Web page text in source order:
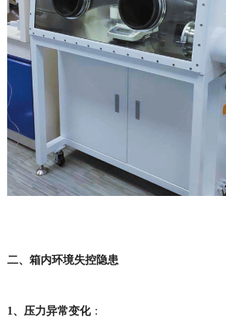
二、箱内环境失控隐患
1、 压力异常变化：